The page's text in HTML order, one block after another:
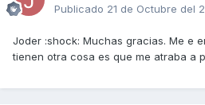
Publicado 21 de Octubre del
Joder :shock: Muchas gracias. Me e
tienen otra cosa es que me atraba a